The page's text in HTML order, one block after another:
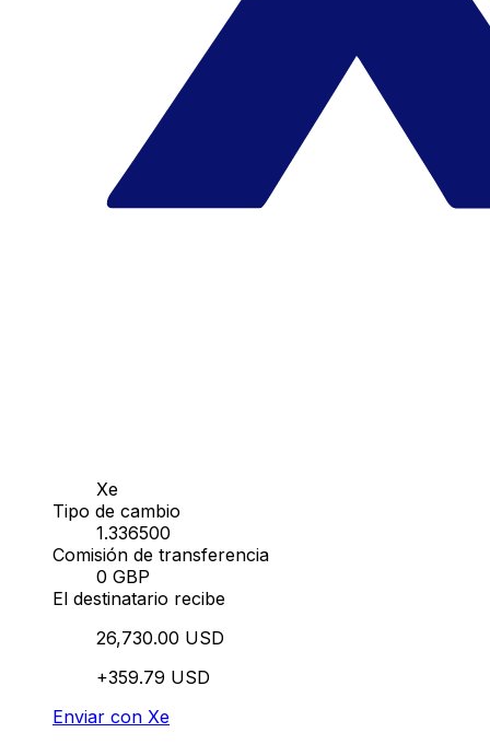
Xe
Tipo de cambio
1.336500
Comisión de transferencia
0 GBP
El destinatario recibe
26,730.00 USD
+359.79 USD
Enviar con Xe